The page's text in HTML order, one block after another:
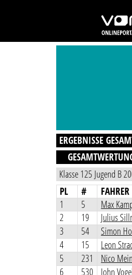
ERGEBNISSE
PL # FAHRER
1
5 Max
2
19 Julius
3
54 Simon
4
15 Leon
5
231 Nico
6
530 John